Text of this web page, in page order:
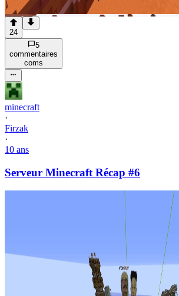
24
5
commentaires
coms
minecraft
·
Firzak
·
10 ans
Serveur Minecraft Récap #6